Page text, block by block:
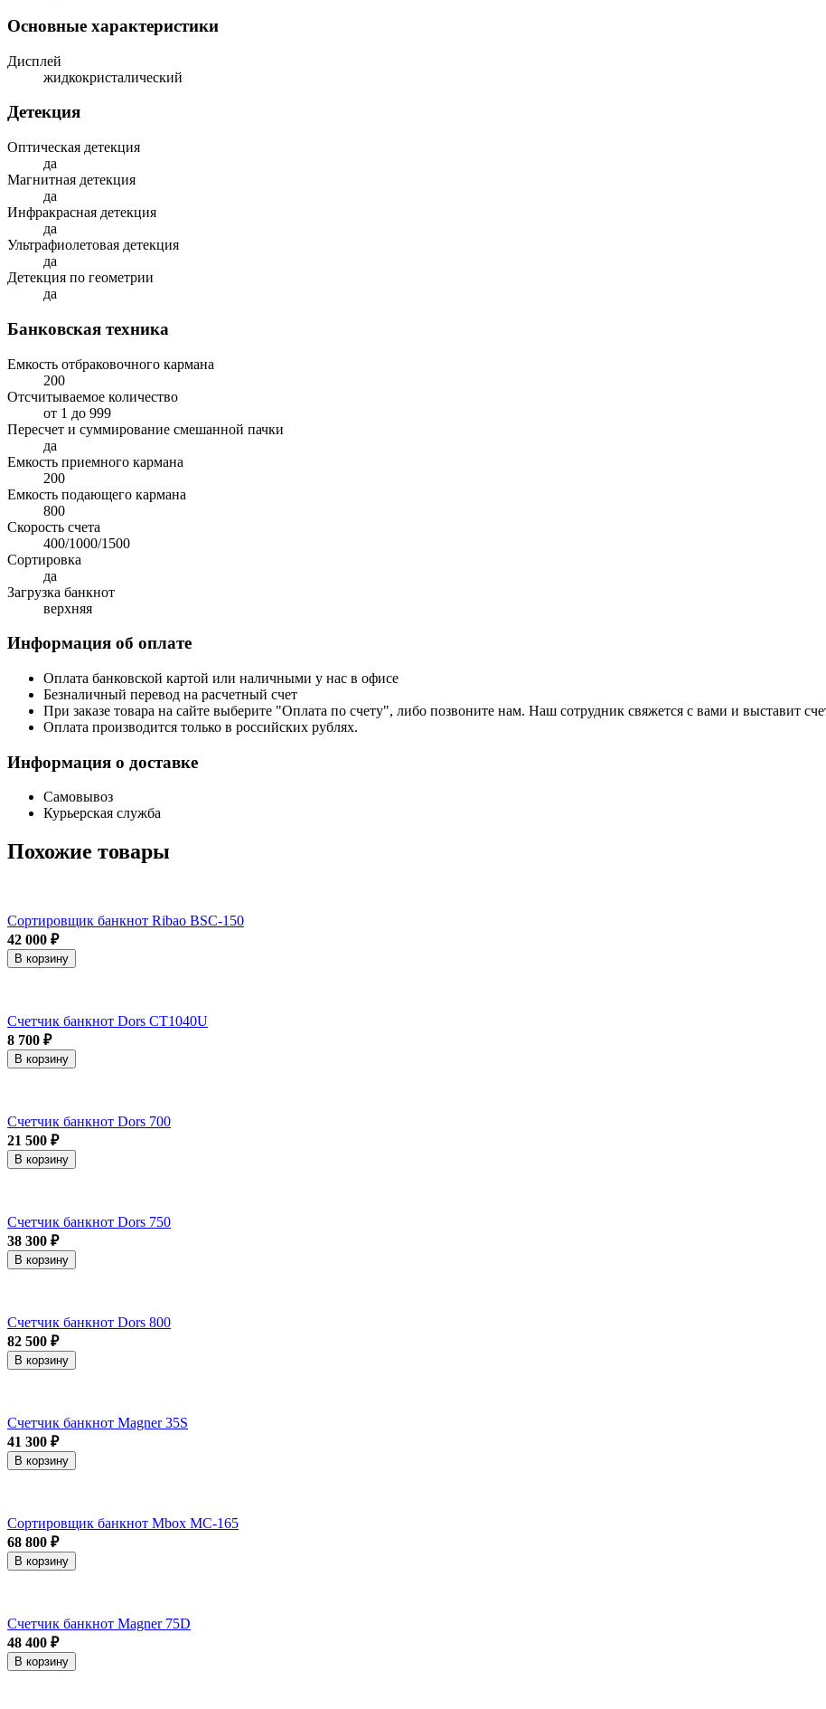
Основные характеристики
Дисплей
жидкокристалический
Детекция
Оптическая детекция
да
Магнитная детекция
да
Инфракрасная детекция
да
Ультрафиолетовая детекция
да
Детекция по геометрии
да
Банковская техника
Емкость отбраковочного кармана
200
Отсчитываемое количество
от 1 до 999
Пересчет и суммирование смешанной пачки
да
Емкость приемного кармана
200
Емкость подающего кармана
800
Скорость счета
400/1000/1500
Сортировка
да
Загрузка банкнот
верхняя
Информация об оплате
Оплата банковской картой или наличными у нас в офисе
Безналичный перевод на расчетный счет
При заказе товара на сайте выберите "Оплата по счету", либо позвоните нам. Наш сотрудник свяжется с вами и выставит
Оплата производится только в российских рублях.
Информация о доставке
Самовывоз
Курьерская служба
Похожие товары
Сортировщик банкнот Ribao BSC-150
42 000 ₽
В корзину
Счетчик банкнот Dors CT1040U
8 700 ₽
В корзину
Счетчик банкнот Dors 700
21 500 ₽
В корзину
Счетчик банкнот Dors 750
38 300 ₽
В корзину
Счетчик банкнот Dors 800
82 500 ₽
В корзину
Счетчик банкнот Magner 35S
41 300 ₽
В корзину
Сортировщик банкнот Mbox MC-165
68 800 ₽
В корзину
Счетчик банкнот Magner 75D
48 400 ₽
В корзину